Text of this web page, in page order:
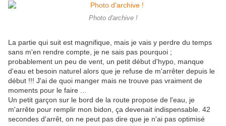
Photo d'archive !
La partie qui suit est magnifique, mais je vais y perdre du temps
sans m'en rendre compte, je ne sais pas pourquoi ;
probablement un peu de vent, un petit début d'hypo, manque
d'eau et besoin naturel alors que je refuse de m'arrêter depuis le
début !!! J'ai de quoi manger mais ne trouve pas vraiment de
moments pour le faire ...
Un petit garçon sur le bord de la route propose de l'eau, je
m'arrête pour remplir mon bidon, ça devenait indispensable. 42
secondes d'arrêt, on ne peut pas dire que je n'ai pas optimisé